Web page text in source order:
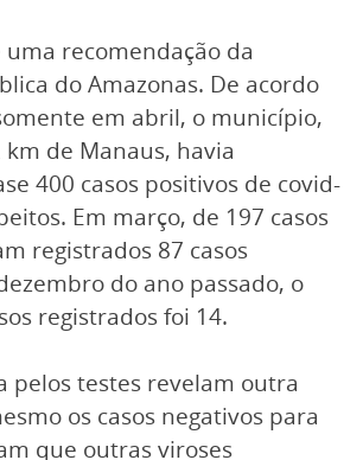
recomendação da
do Amazonas. De acordo
em abril, o município,
de Manaus, havia
400 casos positivos de covid-
Em março, de 197 casos
registrados 87 casos
do ano passado, o
registrados foi 14.
pelos testes revelam outra
os casos negativos para
que outras viroses